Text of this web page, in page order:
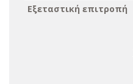
Εξεταστική επιτροπή